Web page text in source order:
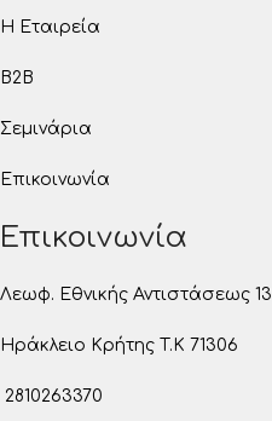
Η Εταιρεία
B2B
Σεμινάρια
Επικοινωνία
Επικοινωνία
Λεωφ. Εθνικής Αντιστάσεως 13
Ηράκλειο Κρήτης T.K 71306
2810263370